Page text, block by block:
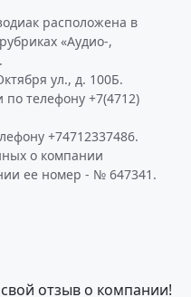
расположена в
«Аудио-,
ул., д. 100Б.
телефону +7(4712)
+74712337486.
о компании
ее номер - № 647341.
отзыв о компании!